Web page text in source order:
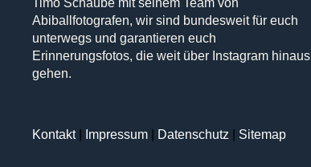
Abiballfotografen, wir sind bundesweit für euch
unterwegs und garantieren euch
Erinnerungsfotos, die weit über Instagram hinaus
gehen.
Kontakt| Impressum Datenschutz Sitemap